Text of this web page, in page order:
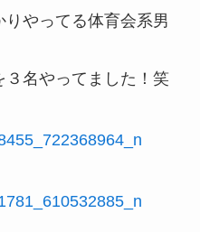
やってる体育会系男
名やってました！笑